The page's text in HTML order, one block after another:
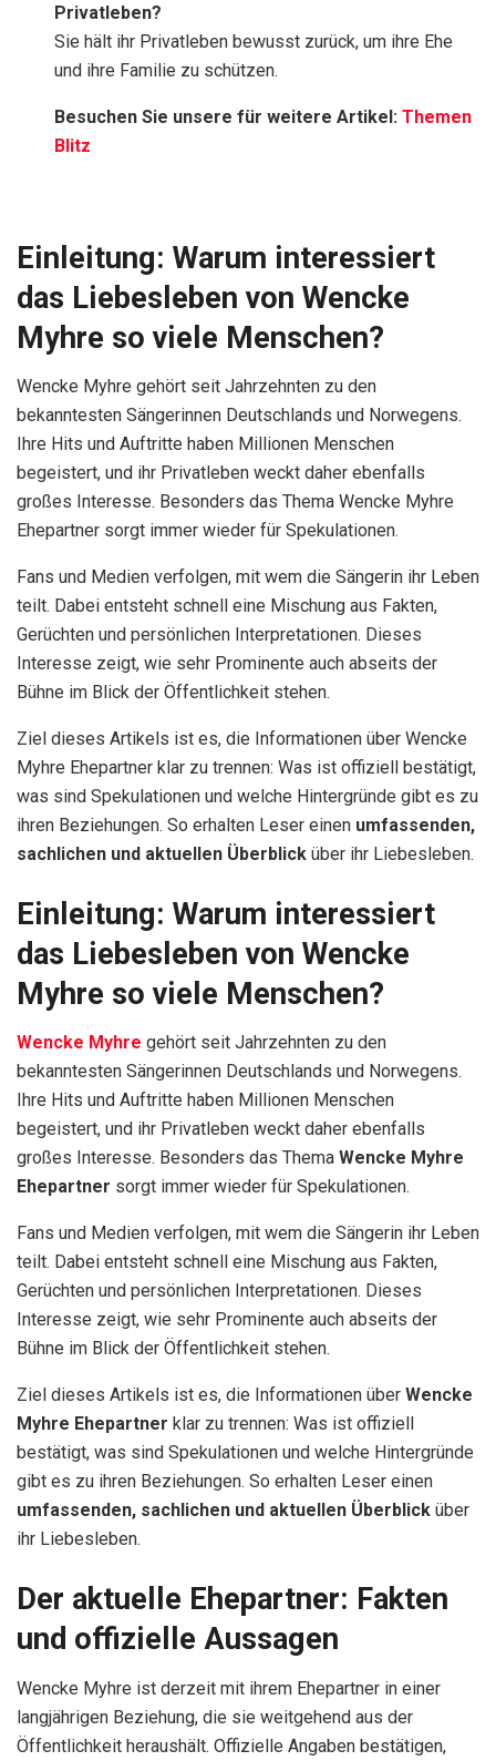
Privatleben?
Sie hält ihr Privatleben bewusst zurück, um ihre Ehe
und ihre Familie zu schützen.
Besuchen Sie unsere für weitere Artikel:Themen
Blitz
Einleitung: Warum interessiert
das Liebesleben von Wencke
Myhre so viele Menschen?
Wencke Myhre gehört seit Jahrzehnten zu den
bekanntesten Sängerinnen Deutschlands und Norwegens.
Ihre Hits und Auftritte haben Millionen Menschen
begeistert, und ihr Privatleben weckt daher ebenfalls
großes Interesse. Besonders das Thema Wencke Myhre
Ehepartner sorgt immer wieder für Spekulationen.
Fans und Medien verfolgen, mit wem die Sängerin ihr Leben
teilt. Dabei entsteht schnell eine Mischung aus Fakten,
Gerüchten und persönlichen Interpretationen. Dieses
Interesse zeigt, wie sehr Prominente auch abseits der
Bühne im Blick der Öffentlichkeit stehen.
Ziel dieses Artikels ist es, die Informationen über Wencke
Myhre Ehepartner klar zu trennen: Was ist offiziell bestätigt,
was sind Spekulationen und welche Hintergründe gibt es zu
ihren Beziehungen. So erhalten Leser einen umfassenden,
sachlichen und aktuellen Überblick über ihr Liebesleben.
Einleitung: Warum interessiert
das Liebesleben von Wencke
Myhre so viele Menschen?
Wencke Myhre gehört seit Jahrzehnten zu den
bekanntesten Sängerinnen Deutschlands und Norwegens.
Ihre Hits und Auftritte haben Millionen Menschen
begeistert, und ihr Privatleben weckt daher ebenfalls
großes Interesse. Besonders das Thema Wencke Myhre
Ehepartner sorgt immer wieder für Spekulationen.
Fans und Medien verfolgen, mit wem die Sängerin ihr Leben
teilt. Dabei entsteht schnell eine Mischung aus Fakten,
Gerüchten und persönlichen Interpretationen. Dieses
Interesse zeigt, wie sehr Prominente auch abseits der
Bühne im Blick der Öffentlichkeit stehen.
Ziel dieses Artikels ist es, die Informationen über Wencke
Myhre Ehepartner klar zu trennen: Was ist offiziell
bestätigt, was sind Spekulationen und welche Hintergründe
gibt es zu ihren Beziehungen. So erhalten Leser einen
umfassenden, sachlichen und aktuellen Überblick über
ihr Liebesleben.
Der aktuelle Ehepartner: Fakten
und offizielle Aussagen
Wencke Myhre ist derzeit mit ihrem Ehepartner in einer
langjährigen Beziehung, die sie weitgehend aus der
Öffentlichkeit heraushält. Offizielle Angaben bestätigen,